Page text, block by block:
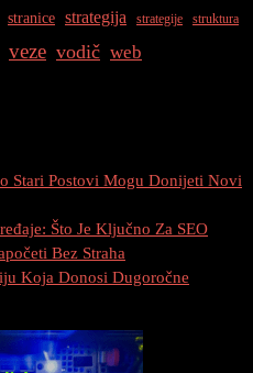
stranice strategija strategije struktura
veze vodič web
Stari Postovi Mogu Donijeti Novi
Što Je Ključno Za SEO
Bez Straha
Koja Donosi Dugoročne